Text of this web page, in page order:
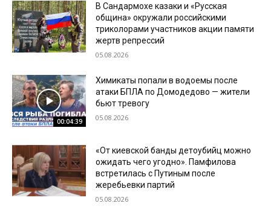
В Сандармохе казаки и «Русская
община» окружали российскими
триколорами участников акции памяти
жертв репрессий
05.08.2026
00:04:39
Химикаты попали в водоемы после
атаки БПЛА по Домодедово — жители
бьют тревогу
05.08.2026
«От киевской банды детоубийц можно
ожидать чего угодно». Памфилова
встретилась с Путиным после
жеребьевки партий
05.08.2026